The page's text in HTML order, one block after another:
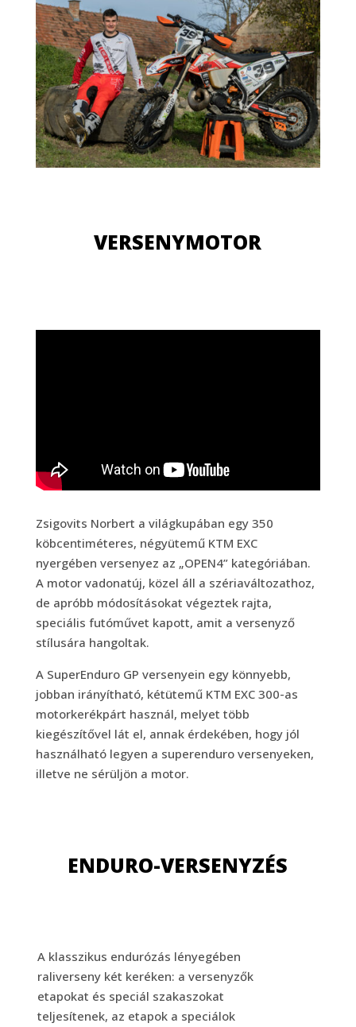
VERSENYMOTOR
Zsigovits Norbert a világkupában egy 350
köbcentiméteres, négyütemű KTM EXC
nyergében versenyez az „OPEN4” kategóriában.
A motor vadonatúj, közel áll a szériaváltozathoz,
de apróbb módosításokat végeztek rajta,
speciális futóművet kapott, amit a versenyző
stílusára hangoltak.
A SuperEnduro GP versenyein egy könnyebb,
jobban irányítható, kétütemű KTM EXC 300-as
motorkerékpárt használ, melyet több
kiegészítővel lát el, annak érdekében, hogy jól
használható legyen a superenduro versenyeken,
illetve ne sérüljön a motor.
ENDURO-VERSENYZÉS
A klasszikus endurózás lényegében
raliverseny két keréken: a versenyzők
etapokat és speciál szakaszokat
teljesítenek, az etapok a speciálok